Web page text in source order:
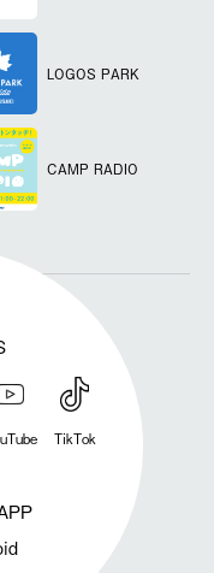
LOGOS PARK
CAMP RADIO
TikTok